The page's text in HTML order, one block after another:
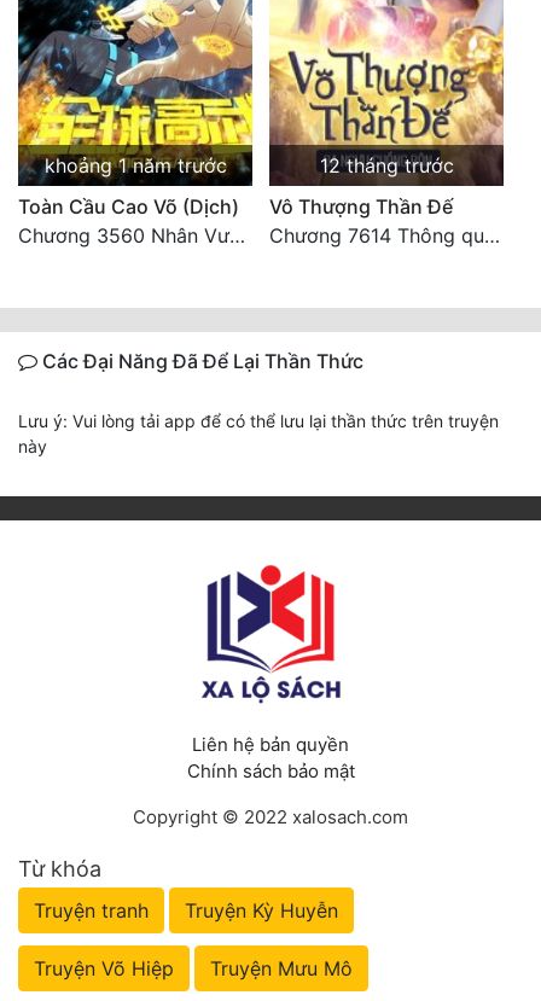
khoảng 1 năm trước
Toàn Cầu Cao Võ (Dịch)
Chương 3560 Nhân Vương trở về - END
12 tháng trước
Vô Thượng Thần Đế
Chương 7614 Thông quan ban thưởng, Ngục Hải Yên Thần Quang
Các Đại Năng Đã Để Lại Thần Thức
Lưu ý: Vui lòng tải app để có thể lưu lại thần thức trên truyện
này
Liên hệ bản quyền
Chính sách bảo mật
Copyright © 2022 xalosach.com
Từ khóa
Truyện tranh Truyện Kỳ Huyễn
Truyện Võ Hiệp Truyện Mưu Mô